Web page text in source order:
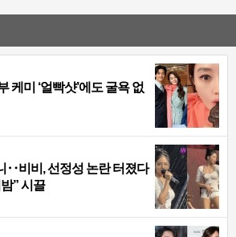
케미 ‘얼빡샷’에도 굴욕 없
‥비비, 선정성 논란 터졌다
” 시끌